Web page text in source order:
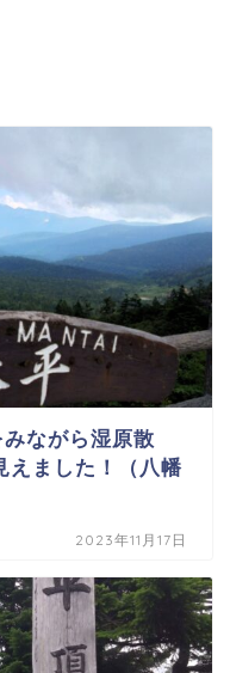
ながら湿原散
えました！（八幡
2023年11月17日